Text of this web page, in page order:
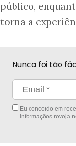
público,
torna a
Nunca foi tão
Eu concordo em
informações reveja